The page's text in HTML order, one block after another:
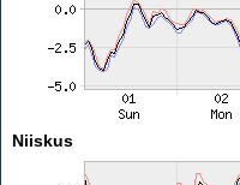
Niiskus